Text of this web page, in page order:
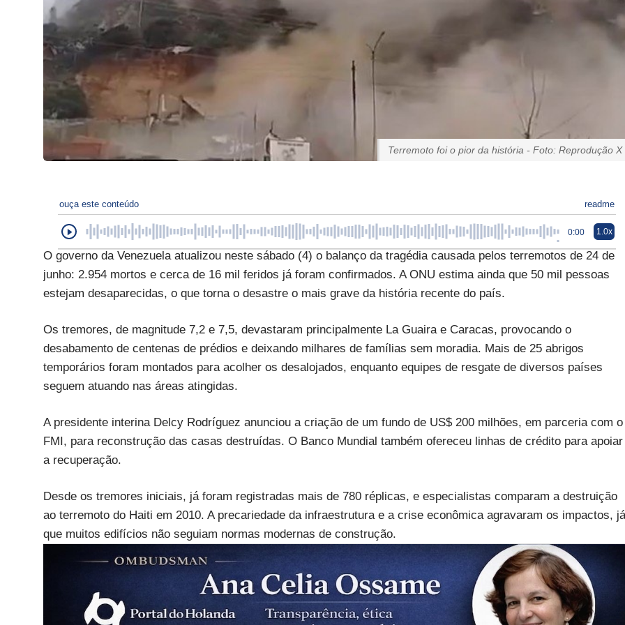
Terremoto foi o pior da história - Foto: Reprodução X
ouça este conteúdo readme
0:00 1.0x
O governo da Venezuela atualizou neste sábado (4) o balanço da tragédia causada pelos terremotos de 24 de
junho: 2.954 mortos e cerca de 16 mil feridos já foram confirmados. A ONU estima ainda que 50 mil pessoas
estejam desaparecidas, o que torna o desastre o mais grave da história recente do país.
Os tremores, de magnitude 7,2 e 7,5, devastaram principalmente La Guaira e Caracas, provocando o
desabamento de centenas de prédios e deixando milhares de famílias sem moradia. Mais de 25 abrigos
temporários foram montados para acolher os desalojados, enquanto equipes de resgate de diversos países
seguem atuando nas áreas atingidas.
A presidente interina Delcy Rodríguez anunciou a criação de um fundo de US$ 200 milhões, em parceria com o
FMI, para reconstrução das casas destruídas. O Banco Mundial também ofereceu linhas de crédito para apoiar
a recuperação.
Desde os tremores iniciais, já foram registradas mais de 780 réplicas, e especialistas comparam a destruição
ao terremoto do Haiti em 2010. A precariedade da infraestrutura e a crise econômica agravaram os impactos, já
que muitos edifícios não seguiam normas modernas de construção.